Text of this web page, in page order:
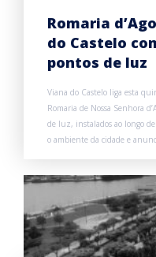
Romaria
do Castelo
pontos de luz
Viana do Castelo liga esta
Romaria de Nossa Senhora
de luz, instalados ao longo
o ambiente da cidade e